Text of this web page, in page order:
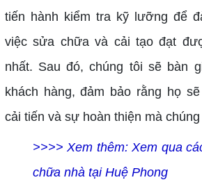
tiến hành kiểm tra kỹ lưỡng để
việc sửa chữa và cải tạo đạt
nhất. Sau đó, chúng tôi sẽ bàn
khách hàng, đảm bảo rằng họ
cải tiến và sự hoàn thiện mà
>>>> Xem thêm: Xem qua
chữa nhà tại Huệ Phong